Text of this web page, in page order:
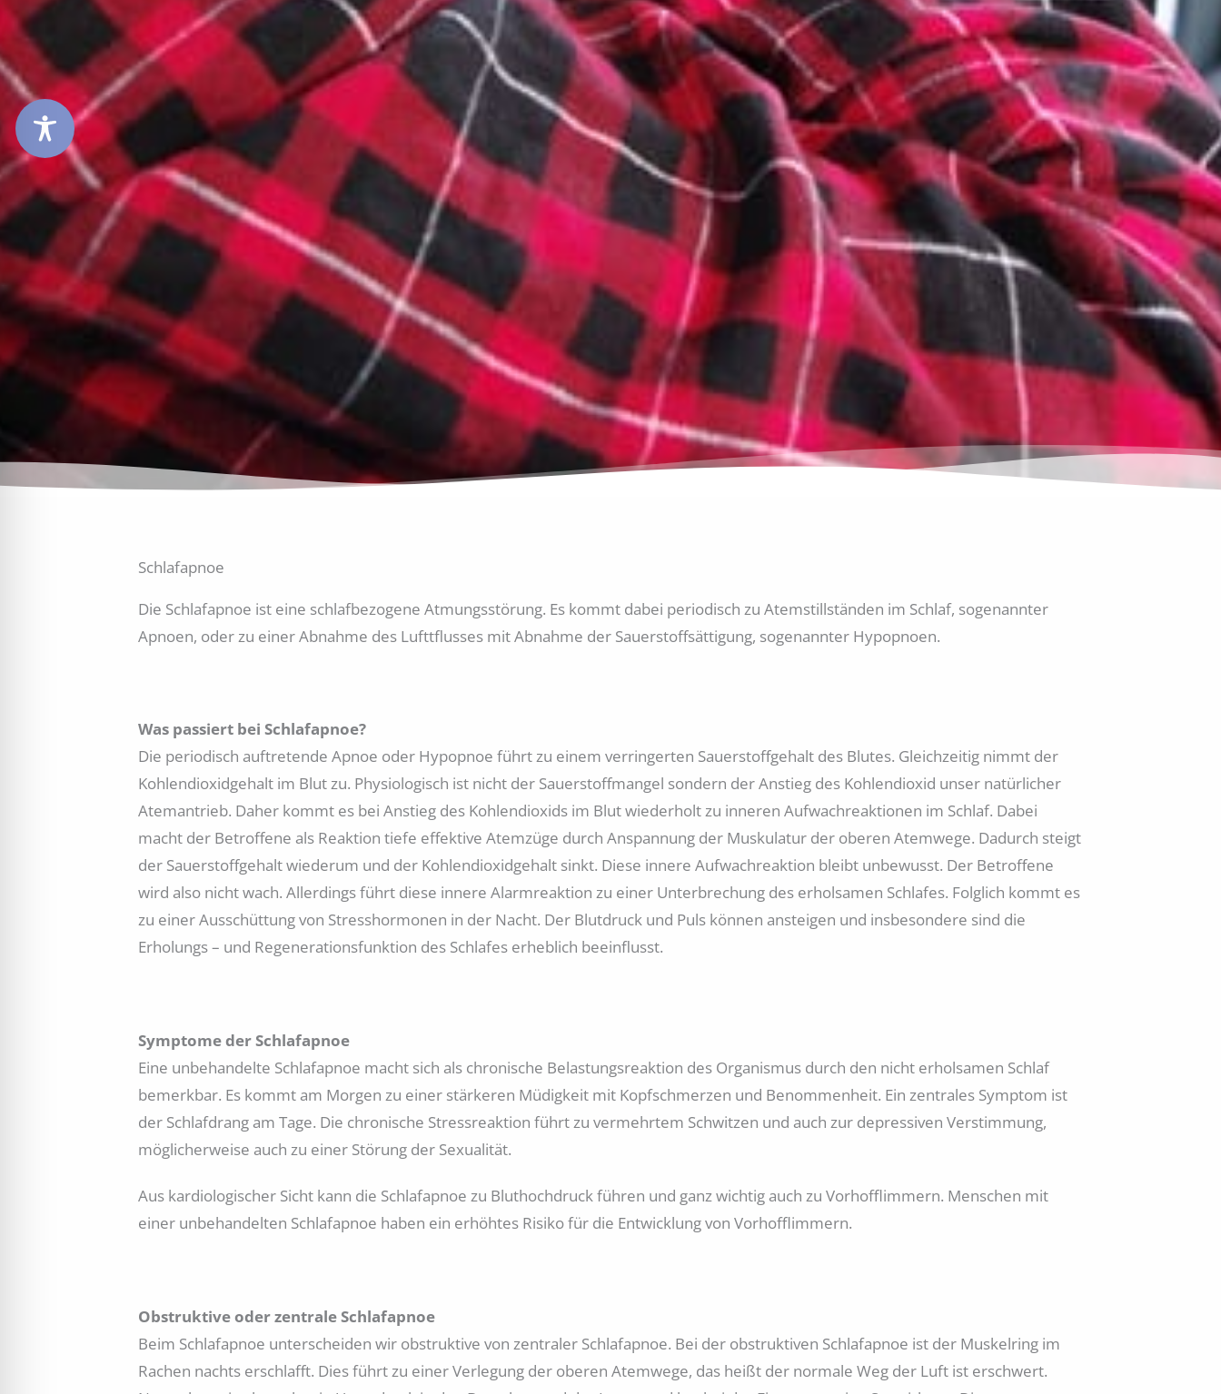
Schlafapnoe
Die Schlafapnoe ist eine schlafbezogene Atmungsstörung. Es kommt dabei periodisch zu Atemstillständen im Schlaf, sogenannter
Apnoen, oder zu einer Abnahme des Lufttflusses mit Abnahme der Sauerstoffsättigung, sogenannter Hypopnoen.
Was passiert bei Schlafapnoe?
Die periodisch auftretende Apnoe oder Hypopnoe führt zu einem verringerten Sauerstoffgehalt des Blutes. Gleichzeitig nimmt der
Kohlendioxidgehalt im Blut zu. Physiologisch ist nicht der Sauerstoffmangel sondern der Anstieg des Kohlendioxid unser natürlicher
Atemantrieb. Daher kommt es bei Anstieg des Kohlendioxids im Blut wiederholt zu inneren Aufwachreaktionen im Schlaf. Dabei
macht der Betroffene als Reaktion tiefe effektive Atemzüge durch Anspannung der Muskulatur der oberen Atemwege. Dadurch steigt
der Sauerstoffgehalt wiederum und der Kohlendioxidgehalt sinkt. Diese innere Aufwachreaktion bleibt unbewusst. Der Betroffene
wird also nicht wach. Allerdings führt diese innere Alarmreaktion zu einer Unterbrechung des erholsamen Schlafes. Folglich kommt es
zu einer Ausschüttung von Stresshormonen in der Nacht. Der Blutdruck und Puls können ansteigen und insbesondere sind die
Erholungs – und Regenerationsfunktion des Schlafes erheblich beeinflusst.
Symptome der Schlafapnoe
Eine unbehandelte Schlafapnoe macht sich als chronische Belastungsreaktion des Organismus durch den nicht erholsamen Schlaf
bemerkbar. Es kommt am Morgen zu einer stärkeren Müdigkeit mit Kopfschmerzen und Benommenheit. Ein zentrales Symptom ist
der Schlafdrang am Tage. Die chronische Stressreaktion führt zu vermehrtem Schwitzen und auch zur depressiven Verstimmung,
möglicherweise auch zu einer Störung der Sexualität.
Aus kardiologischer Sicht kann die Schlafapnoe zu Bluthochdruck führen und ganz wichtig auch zu Vorhofflimmern. Menschen mit
einer unbehandelten Schlafapnoe haben ein erhöhtes Risiko für die Entwicklung von Vorhofflimmern.
Obstruktive oder zentrale Schlafapnoe
Beim Schlafapnoe unterscheiden wir obstruktive von zentraler Schlafapnoe. Bei der obstruktiven Schlafapnoe ist der Muskelring im
Rachen nachts erschlafft. Dies führt zu einer Verlegung der oberen Atemwege, das heißt der normale Weg der Luft ist erschwert.